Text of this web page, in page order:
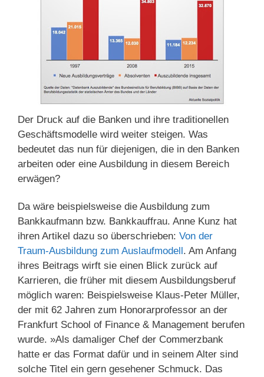
Der Druck auf die Banken und ihre traditionellen
Geschäftsmodelle wird weiter steigen. Was
bedeutet das nun für diejenigen, die in den Banken
arbeiten oder eine Ausbildung in diesem Bereich
erwägen?
Da wäre beispielsweise die Ausbildung zum
Bankkaufmann bzw. Bankkauffrau. Anne Kunz hat
ihren Artikel dazu so überschrieben: Von der
Traum-Ausbildung zum Auslaufmodell. Am Anfang
ihres Beitrags wirft sie einen Blick zurück auf
Karrieren, die früher mit diesem Ausbildungsberuf
möglich waren: Beispielsweise Klaus-Peter Müller,
der mit 62 Jahren zum Honorarprofessor an der
Frankfurt School of Finance & Management berufen
wurde. »Als damaliger Chef der Commerzbank
hatte er das Format dafür und in seinem Alter sind
solche Titel ein gern gesehener Schmuck. Das